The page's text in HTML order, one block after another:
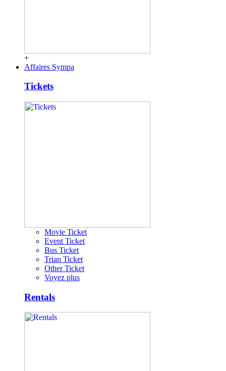
+
Affaires Sympa
Tickets
Movie Ticket
Event Ticket
Bus Ticket
Trian Ticket
Other Ticket
Voyez plus
Rentals